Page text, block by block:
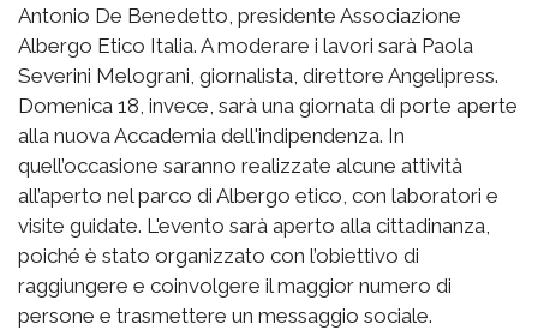
Antonio De Benedetto, presidente Associazione
Albergo Etico Italia. A moderare i lavori sarà Paola
Severini Melograni, giornalista, direttore Angelipress.
Domenica 18, invece, sarà una giornata di porte aperte
alla nuova Accademia dell'indipendenza. In
quell’occasione saranno realizzate alcune attività
all’aperto nel parco di Albergo etico, con laboratori e
visite guidate. L'evento sarà aperto alla cittadinanza,
poiché è stato organizzato con l’obiettivo di
raggiungere e coinvolgere il maggior numero di
persone e trasmettere un messaggio sociale.